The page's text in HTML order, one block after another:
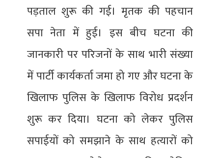
पड़ताल शुरू की गई। मृतक की पहचान
सपा नेता में हुई। इस बीच घटना की
जानकारी पर परिजनों के साथ भारी संख्या
में पार्टी कार्यकर्ता जमा हो गए और घटना के
खिलाफ पुलिस के खिलाफ विरोध प्रदर्शन
शुरू कर दिया। घटना को लेकर पुलिस
सपाईयों को समझाने के साथ हत्यारों को